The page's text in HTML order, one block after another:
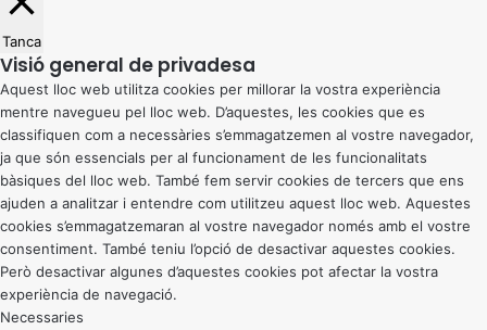
Tanca
Visió general de privadesa
Aquest lloc web utilitza cookies per millorar la vostra experiència
mentre navegueu pel lloc web. D’aquestes, les cookies que es
classifiquen com a necessàries s’emmagatzemen al vostre navegador,
ja que són essencials per al funcionament de les funcionalitats
bàsiques del lloc web. També fem servir cookies de tercers que ens
ajuden a analitzar i entendre com utilitzeu aquest lloc web. Aquestes
cookies s’emmagatzemaran al vostre navegador només amb el vostre
consentiment. També teniu l’opció de desactivar aquestes cookies.
Però desactivar algunes d’aquestes cookies pot afectar la vostra
experiència de navegació.
Necessaries